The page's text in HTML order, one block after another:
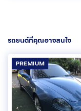
รถยนต์ที่คุณอาจสนใจ
PREMIUM